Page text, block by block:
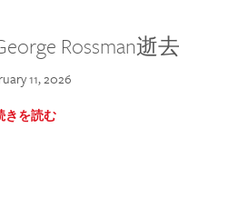
Rossman逝去
11, 2026
きを読む